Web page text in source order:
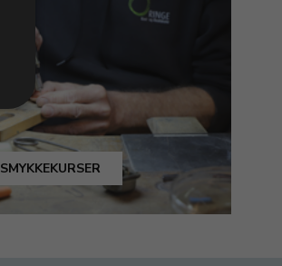
SMYKKEKURSER